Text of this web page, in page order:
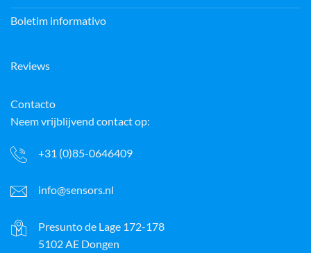
Boletim informativo
Reviews
Contacto
Neem vrijblijvend contact op:
+31 (0)85-0646409
info@sensors.nl
Presunto de Lage 172-178
5102 AE Dongen